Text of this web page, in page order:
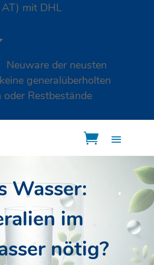
AT) mit DHL
Neuware der neusten
generalüberholten
oder Restbestände
Wasser:
im
nötig?